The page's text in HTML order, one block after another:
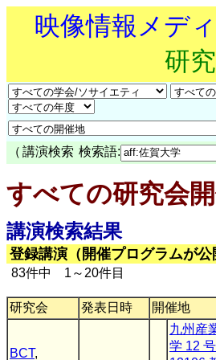
映像情報メデ
研
（ 講演検索 検索語:
すべての研究会
講演検索結果
登録講演（開催プログラムが公
83件中 1～20件目
研究会 発表日時 開催地
BCT,
九州産
学 12